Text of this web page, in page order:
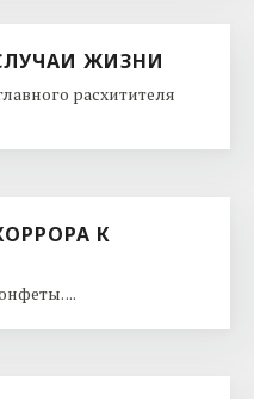
ЖИЗНИ
расхитителя
К
...